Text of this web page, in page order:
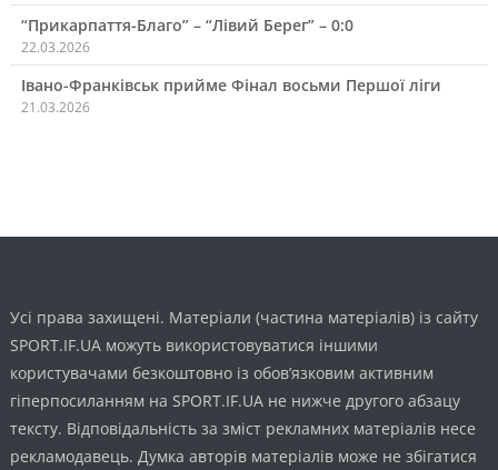
“Прикарпаття-Благо” – “Лівий Берег” – 0:0
22.03.2026
Івано-Франківськ прийме Фінал восьми Першої ліги
21.03.2026
Усі права захищені. Матеріали (частина матеріалів) із сайту
SPORT.IF.UA можуть використовуватися іншими
користувачами безкоштовно із обов’язковим активним
гіперпосиланням на SPORT.IF.UA не нижче другого абзацу
тексту. Відповідальність за зміст рекламних матеріалів несе
рекламодавець. Думка авторів матеріалів може не збігатися